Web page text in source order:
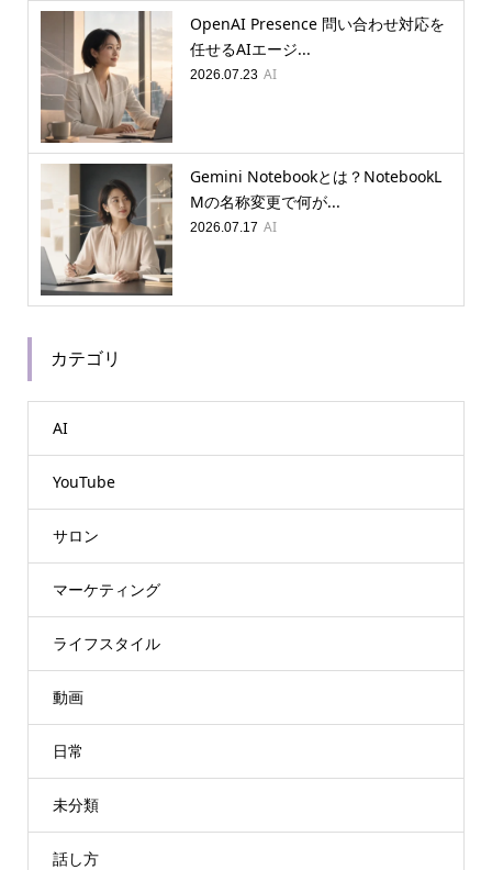
OpenAI Presence 問い合わせ対応を
任せるAIエージ...
2026.07.23 AI
Gemini Notebookとは？NotebookL
Mの名称変更で何が...
2026.07.17 AI
カテゴリ
AI
YouTube
サロン
マーケティング
ライフスタイル
動画
日常
未分類
話し方